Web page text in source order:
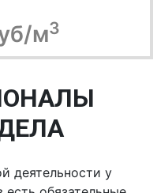
м3
деятельности у